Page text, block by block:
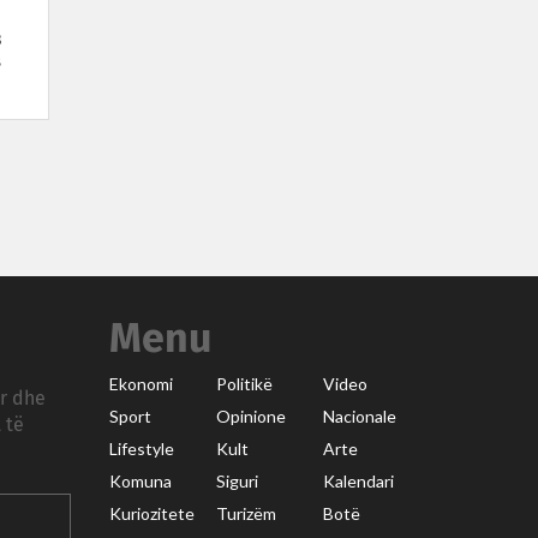
dhe
të
Menu
Ekonomi Politikë
Video
Sport
Opinione
Nacionale
Lifestyle
Kult
Arte
Komuna
Siguri
Kalendari
Kuriozitete
Turizëm
Botë